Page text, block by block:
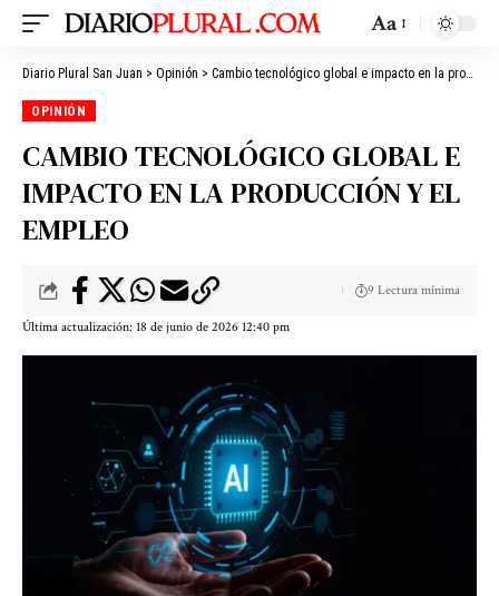
Aa
Diario Plural San Juan > Opinión > Cambio tecnológico global e impacto en la producción y el empleo
OPINIÓN
CAMBIO TECNOLÓGICO GLOBAL E
IMPACTO EN LA PRODUCCIÓN Y EL
EMPLEO
Última actualización: 18 de junio de 2026 12:40 pm
9 Lectura mínima